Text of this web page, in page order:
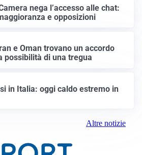
nega l’accesso alle chat:
e opposizioni
e Oman trovano un accordo
possibilità di una tregua
in Italia: oggi caldo estremo in
Altre notizie